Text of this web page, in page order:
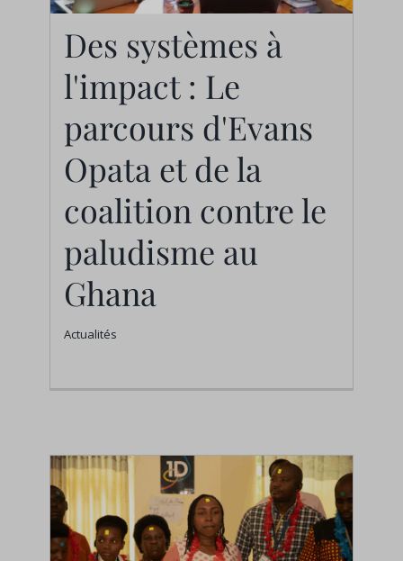
Des systèmes à
l'impact : Le parcours
d'Evans Opata et de la
coalition contre le
paludisme au Ghana
Actualités
Des systèmes à
l'impact : Le
parcours d'Evans
Opata et de la
coalition contre le
paludisme au
Ghana
Actualités